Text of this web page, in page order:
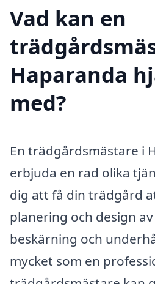
Vad kan en
Haparanda
med?
En trädgårdsmästare i
erbjuda en rad olika
dig att få din trädgård
planering och design
beskärning och
mycket som en